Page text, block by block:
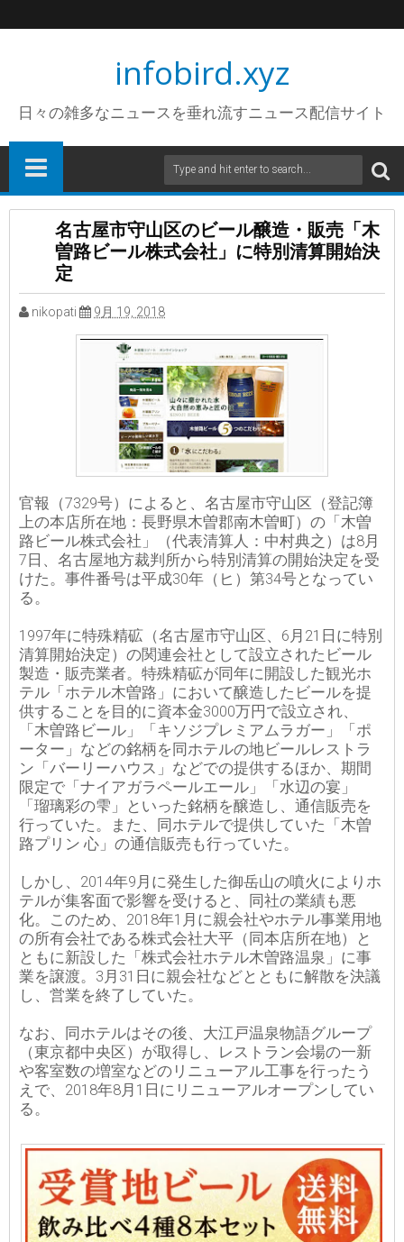
infobird.xyz
日々の雑多なニュースを垂れ流すニュース配信サイト
名古屋市守山区のビール醸造・販売「木
曽路ビール株式会社」に特別清算開始決
定
nikopati 9月 19, 2018
官報（7329号）によると、名古屋市守山区（登記簿
上の本店所在地：長野県木曽郡南木曽町）の「木曽
路ビール株式会社」（代表清算人：中村典之）は8月
7日、名古屋地方裁判所から特別清算の開始決定を受
けた。事件番号は平成30年（ヒ）第34号となってい
る。
1997年に特殊精砿（名古屋市守山区、6月21日に特別
清算開始決定）の関連会社として設立されたビール
製造・販売業者。特殊精砿が同年に開設した観光ホ
テル「ホテル木曽路」において醸造したビールを提
供することを目的に資本金3000万円で設立され、
「木曽路ビール」「キソジプレミアムラガー」「ポ
ーター」などの銘柄を同ホテルの地ビールレストラ
ン「バーリーハウス」などでの提供するほか、期間
限定で「ナイアガラペールエール」「水辺の宴」
「瑠璃彩の雫」といった銘柄を醸造し、通信販売を
行っていた。また、同ホテルで提供していた「木曽
路プリン 心」の通信販売も行っていた。
しかし、2014年9月に発生した御岳山の噴火によりホ
テルが集客面で影響を受けると、同社の業績も悪
化。このため、2018年1月に親会社やホテル事業用地
の所有会社である株式会社大平（同本店所在地）と
ともに新設した「株式会社ホテル木曽路温泉」に事
業を譲渡。3月31日に親会社などとともに解散を決議
し、営業を終了していた。
なお、同ホテルはその後、大江戸温泉物語グループ
（東京都中央区）が取得し、レストラン会場の一新
や客室数の増室などのリニューアル工事を行ったう
えで、2018年8月1日にリニューアルオープンしてい
る。